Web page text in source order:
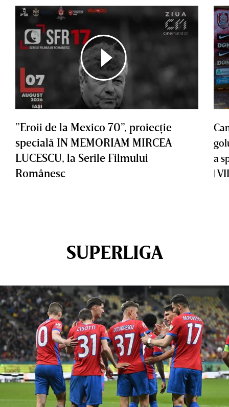
”Eroii de la Mexico 70”, proiecţie
specială IN MEMORIAM MIRCEA
LUCESCU, la Serile Filmului
Românesc
a
|
SUPERLIGA